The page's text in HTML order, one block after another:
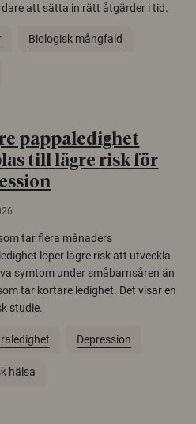
att sätta in rätt åtgärder i tid.
Biologisk mångfald
pappaledighet
till lägre risk för
tar flera månaders
löper lägre risk att utveckla
symtom under småbarnsåren än
tar kortare ledighet. Det visar en
studie.
Depression
hälsa